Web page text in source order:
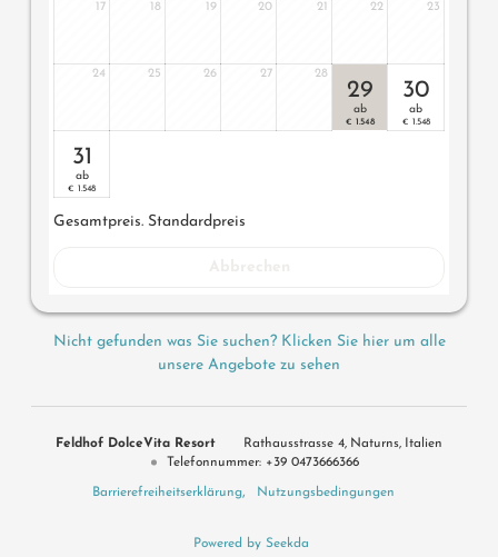
17 18 19 20 21 22 23
24 25 26 27 28
29
ab
€ 1.548
30
ab
€ 1.548
31
ab
€ 1.548
Gesamtpreis. Standardpreis
Nicht gefunden was Sie suchen? Klicken Sie hier um alle
unsere Angebote zu sehen
Feldhof DolceVita Resort Rathausstrasse 4 Naturns
Italien
Telefonnummer: +39 0473666366
Barrierefreiheitserklärung Nutzungsbedingungen
Powered by Seekda